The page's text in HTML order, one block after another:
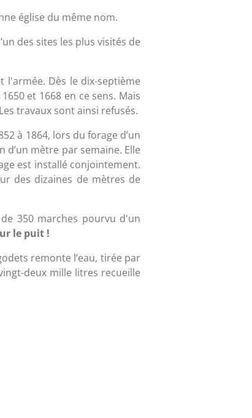
église du même nom.
des sites les plus visités de
Dès le dix-septième
et 1668 en ce sens. Mais
travaux sont ainsi refusés.
à 1864, lors du forage d’un
mètre par semaine. Elle
est installé conjointement.
des dizaines de mètres de
350 marches pourvu d'un
le puit !
remonte l’eau, tirée par
deux mille litres recueille